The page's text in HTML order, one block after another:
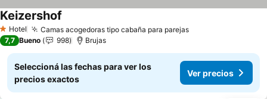
1 Estrellas
Hotel Camas acogedoras tipo cabaña para parejasVer precios
Keizershof
7,7 Bueno 998 Brujas
Seleccioná las fechas para ver los
precios exactos
Ver precios